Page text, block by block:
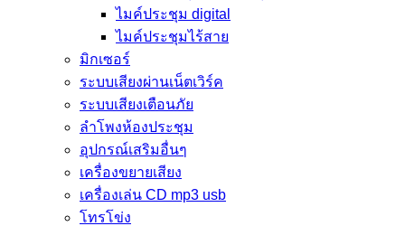
ไมค์ประชุม digital
ไมค์ประชุมไร้สาย
มิกเซอร์
ระบบเสียงผ่านเน็ตเวิร์ค
ระบบเสียงเตือนภัย
ลำโพงห้องประชุม
อุปกรณ์เสริมอื่นๆ
เครื่องขยายเสียง
เครื่องเล่น CD mp3 usb
โทรโข่ง